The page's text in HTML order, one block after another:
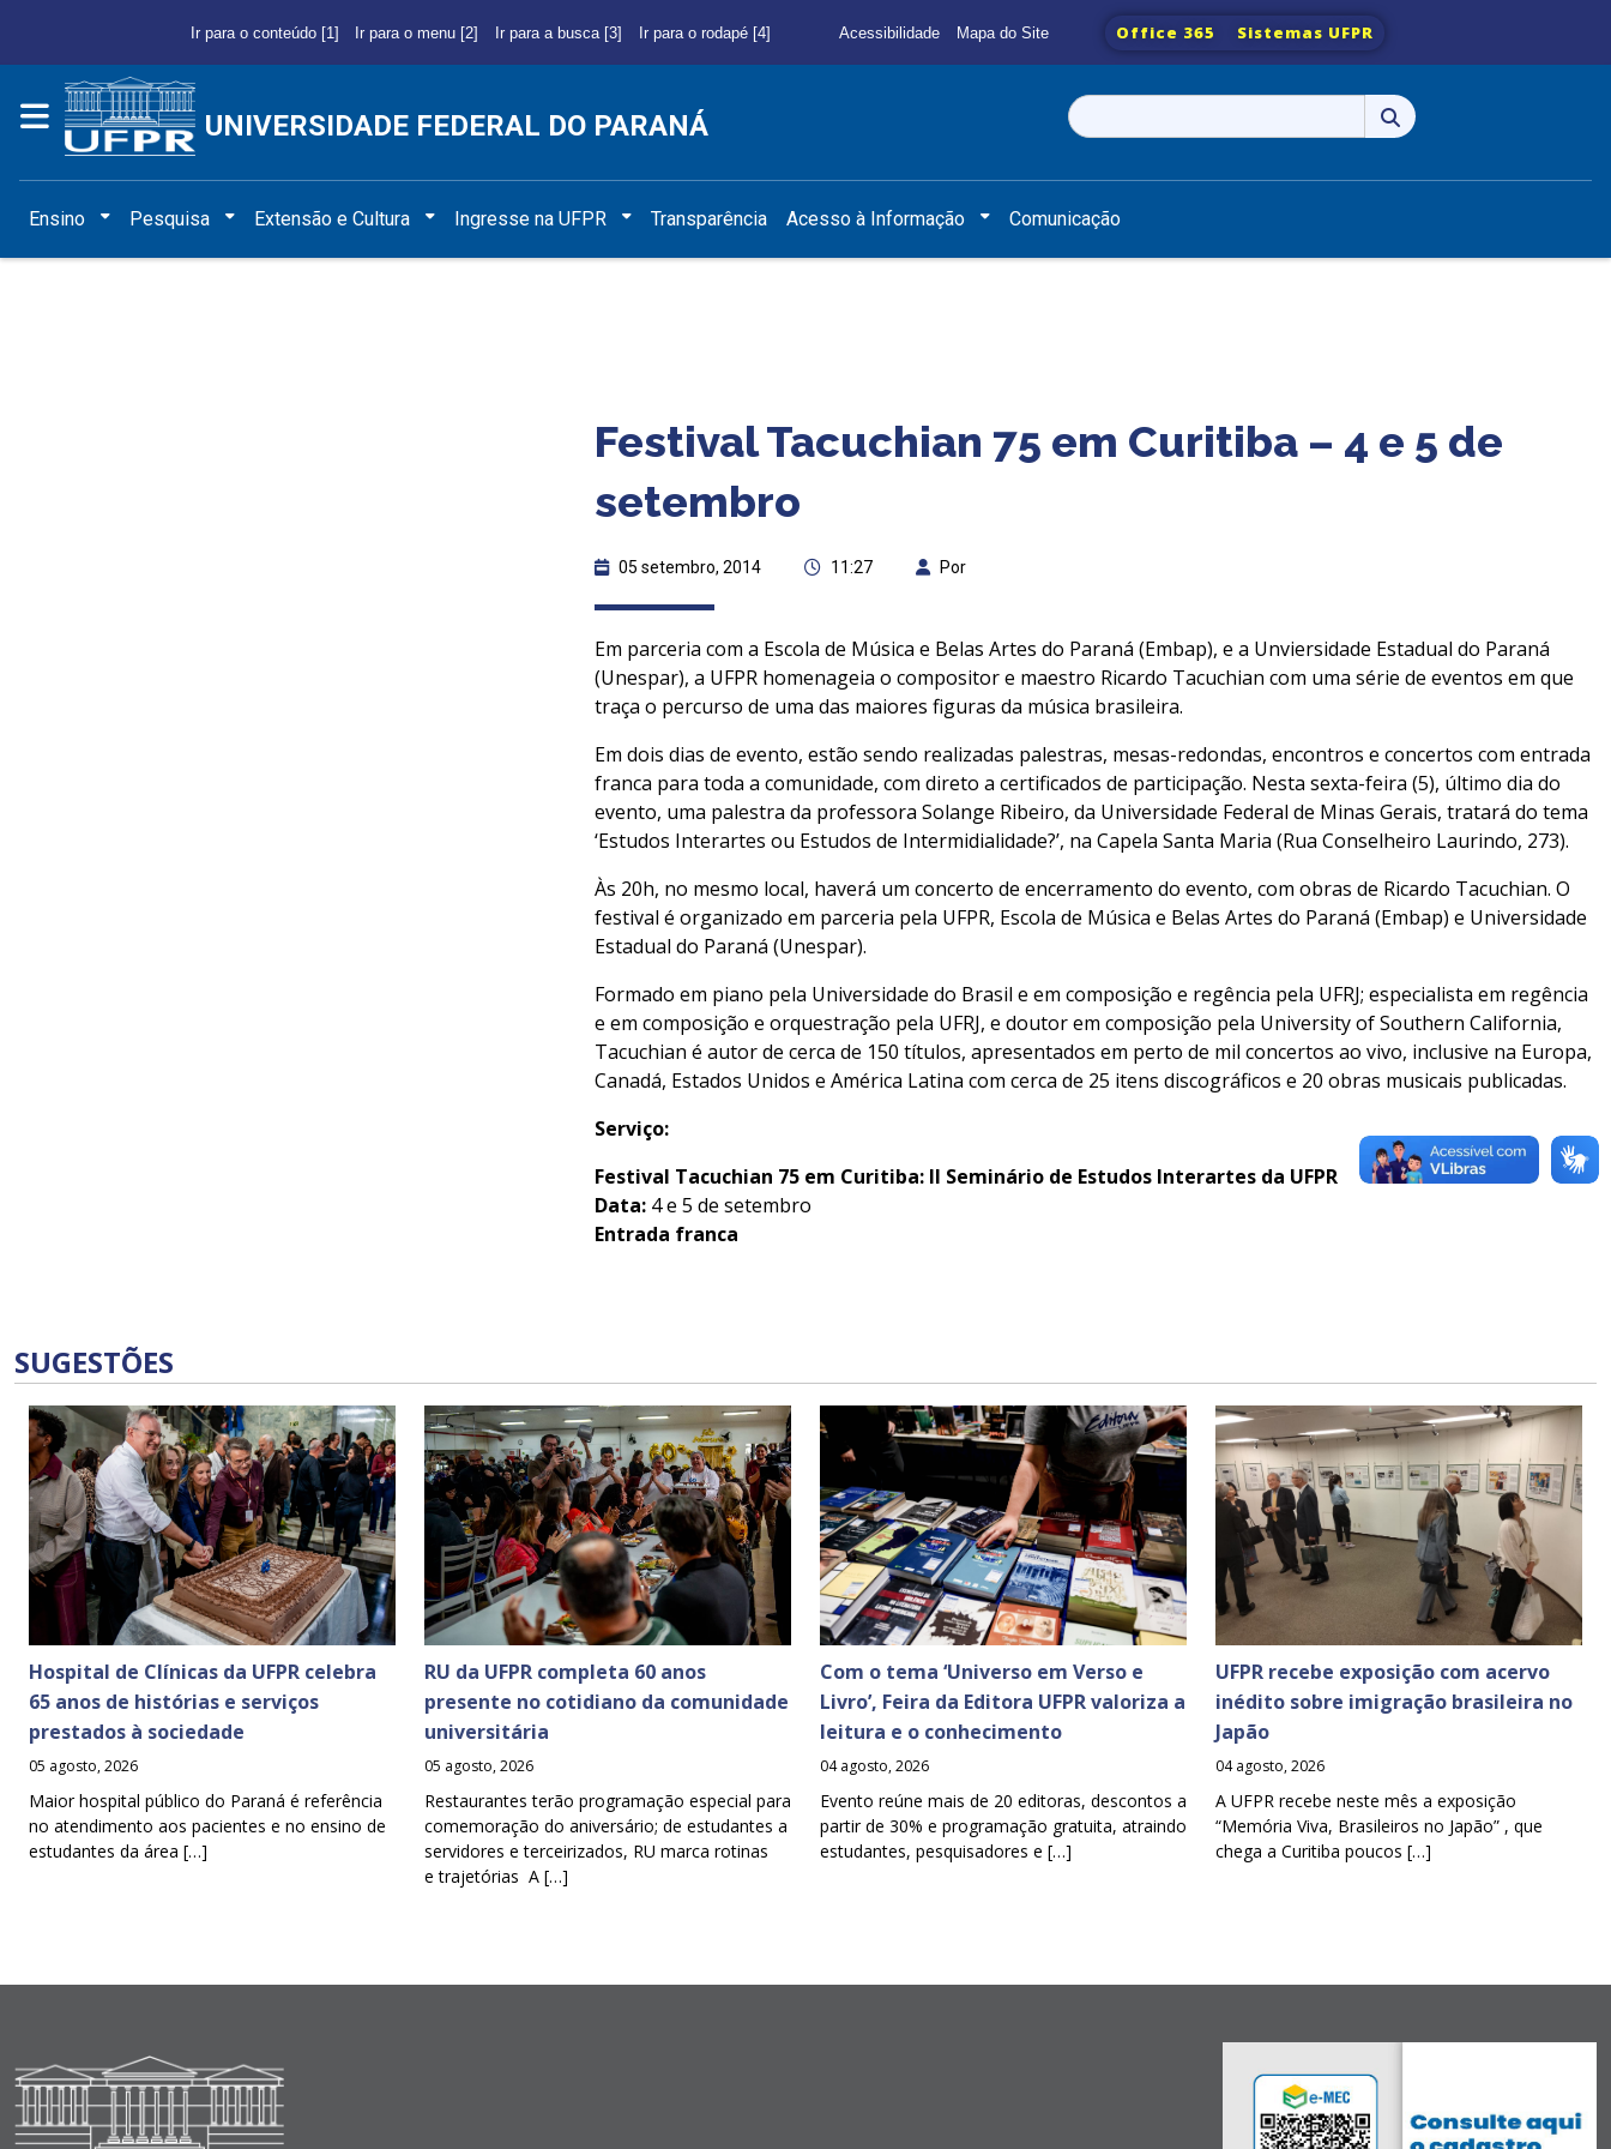
Ir para o conteúdo [1] Ir para o menu [2] Ir para a busca [3] Ir para o rodapé [4] Acessibilidade Mapa do Site Office 365 Sistemas UFPR
UNIVERSIDADE FEDERAL DO PARANÁ
Pesquisar
por:
Ensino Pesquisa Extensão e Cultura Ingresse na UFPR Transparência Acesso à Informação Comunicação
Festival Tacuchian 75 em Curitiba – 4 e 5 de
setembro
05 setembro, 2014 11:27 Por
Em parceria com a Escola de Música e Belas Artes do Paraná (Embap), e a Unviersidade Estadual do Paraná
(Unespar), a UFPR homenageia o compositor e maestro Ricardo Tacuchian com uma série de eventos em que
traça o percurso de uma das maiores figuras da música brasileira.
Em dois dias de evento, estão sendo realizadas palestras, mesas-redondas, encontros e concertos com entrada
franca para toda a comunidade, com direto a certificados de participação. Nesta sexta-feira (5), último dia do
evento, uma palestra da professora Solange Ribeiro, da Universidade Federal de Minas Gerais, tratará do tema
‘Estudos Interartes ou Estudos de Intermidialidade?’, na Capela Santa Maria (Rua Conselheiro Laurindo, 273).
Às 20h, no mesmo local, haverá um concerto de encerramento do evento, com obras de Ricardo Tacuchian. O
festival é organizado em parceria pela UFPR, Escola de Música e Belas Artes do Paraná (Embap) e Universidade
Estadual do Paraná (Unespar).
Formado em piano pela Universidade do Brasil e em composição e regência pela UFRJ; especialista em regência
e em composição e orquestração pela UFRJ, e doutor em composição pela University of Southern California,
Tacuchian é autor de cerca de 150 títulos, apresentados em perto de mil concertos ao vivo, inclusive na Europa,
Canadá, Estados Unidos e América Latina com cerca de 25 itens discográficos e 20 obras musicais publicadas.
Serviço:
Festival Tacuchian 75 em Curitiba: II Seminário de Estudos Interartes da UFPR
Data: 4 e 5 de setembro
Entrada franca
SUGESTÕES
Hospital de Clínicas da UFPR celebra
65 anos de histórias e serviços
prestados à sociedade
05 agosto, 2026
Maior hospital público do Paraná é referência
no atendimento aos pacientes e no ensino de
estudantes da área […]
RU da UFPR completa 60 anos
presente no cotidiano da comunidade
universitária
05 agosto, 2026
Restaurantes terão programação especial para
comemoração do aniversário; de estudantes a
servidores e terceirizados, RU marca rotinas
e trajetórias A […]
Com o tema ‘Universo em Verso e
Livro’, Feira da Editora UFPR valoriza a
leitura e o conhecimento
04 agosto, 2026
Evento reúne mais de 20 editoras, descontos a
partir de 30% e programação gratuita, atraindo
estudantes, pesquisadores e […]
UFPR recebe exposição com acervo
inédito sobre imigração brasileira no
Japão
04 agosto, 2026
A UFPR recebe neste mês a exposição
“Memória Viva, Brasileiros no Japão” , que
chega a Curitiba poucos […]